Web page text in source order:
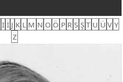
I İ J K L M N O Ö P R S Ş T U Ü V Y
Z